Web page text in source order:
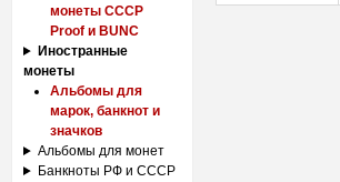
монеты СССР
Proof и BUNC
Иностранные
монеты
Альбомы для
марок, банкнот и
значков
Альбомы для монет
Банкноты РФ и СССР